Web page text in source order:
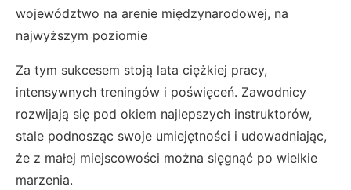
województwo na arenie międzynarodowej, na
najwyższym poziomie
Za tym sukcesem stoją lata ciężkiej pracy,
intensywnych treningów i poświęceń. Zawodnicy
rozwijają się pod okiem najlepszych instruktorów,
stale podnosząc swoje umiejętności i udowadniając,
że z małej miejscowości można sięgnąć po wielkie
marzenia.